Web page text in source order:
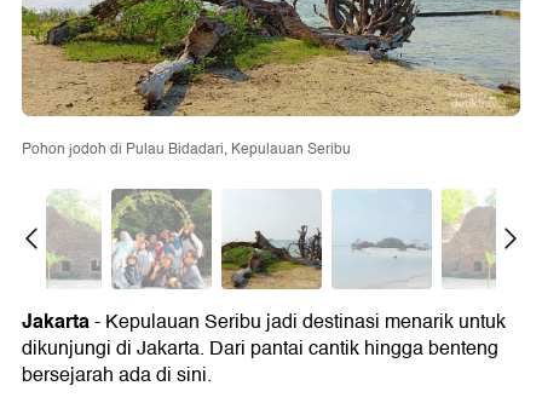
Pohon jodoh di Pulau Bidadari, Kepulauan Seribu
Jakarta- Kepulauan Seribu jadi destinasi menarik untuk
dikunjungi di Jakarta. Dari pantai cantik hingga benteng
bersejarah ada di sini.